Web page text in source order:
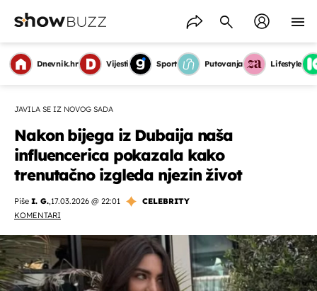
Dnevnik.hr Vijesti Sport Putovanja Lifestyle
JAVILA SE IZ NOVOG SADA
Nakon bijega iz Dubaija naša
influencerica pokazala kako
trenutačno izgleda njezin život
Piše I. G.,17.03.2026 @ 22:01
CELEBRITY
KOMENTARI
OMOGUĆI OBAVIJESTI